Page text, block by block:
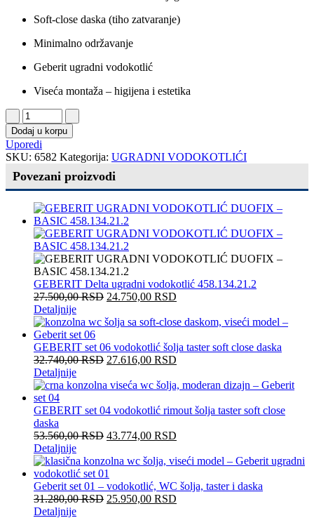
Soft-close daska (tiho zatvaranje)
Minimalno održavanje
Geberit ugradni vodokotlić
Viseća montaža – higijena i estetika
Dodaj u korpu
Uporedi
SKU: 6582 Kategorija: UGRADNI VODOKOTLIĆI
Povezani proizvodi
GEBERIT Delta ugradni vodokotlić 458.134.21.2
27.500,00RSD 24.750,00 RSD
Detaljnije
GEBERIT set 06 vodokotlić šolja taster soft close daska
32.740,00RSD 27.616,00 RSD
Detaljnije
GEBERIT set 04 vodokotlić rimout šolja taster soft close
daska
53.560,00RSD 43.774,00 RSD
Detaljnije
Geberit set 01 – vodokotlić, WC šolja, taster i daska
31.280,00RSD 25.950,00 RSD
Detaljnije